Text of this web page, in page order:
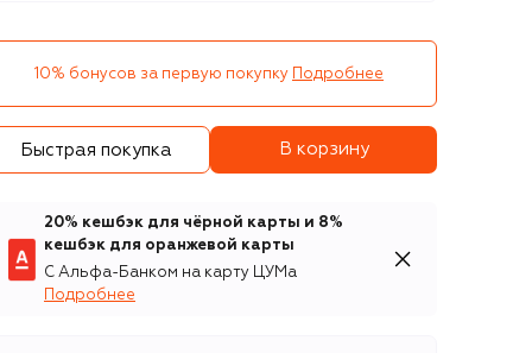
10% бонусов за первую покупку Подробнее
Быстрая покупка В корзину
20% кешбэк для чёрной карты и 8%
кешбэк для оранжевой карты
С Альфа-Банком на карту ЦУМа
Подробнее